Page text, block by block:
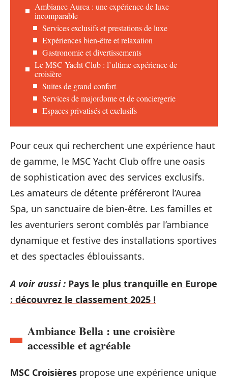
Ambiance Aurea : une expérience de luxe
incomparable
Services exclusifs et prestations de luxe
Expériences bien-être et relaxation
Gastronomie et divertissements
Le MSC Yacht Club : l’ultime expérience de
croisière
Suites de grand confort
Services de majordome et de conciergerie
Espaces privatisés et exclusifs
Pour ceux qui recherchent une expérience haut
de gamme, le MSC Yacht Club offre une oasis
de sophistication avec des services exclusifs.
Les amateurs de détente préféreront l’Aurea
Spa, un sanctuaire de bien-être. Les familles et
les aventuriers seront comblés par l’ambiance
dynamique et festive des installations sportives
et des spectacles éblouissants.
A voir aussi : Pays le plus tranquille en Europe
: découvrez le classement 2025 !
Ambiance Bella : une croisière
accessible et agréable
MSC Croisières propose une expérience unique